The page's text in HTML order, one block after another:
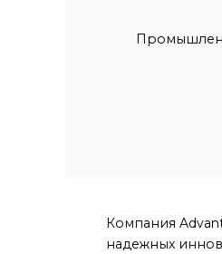
Компания
надежных